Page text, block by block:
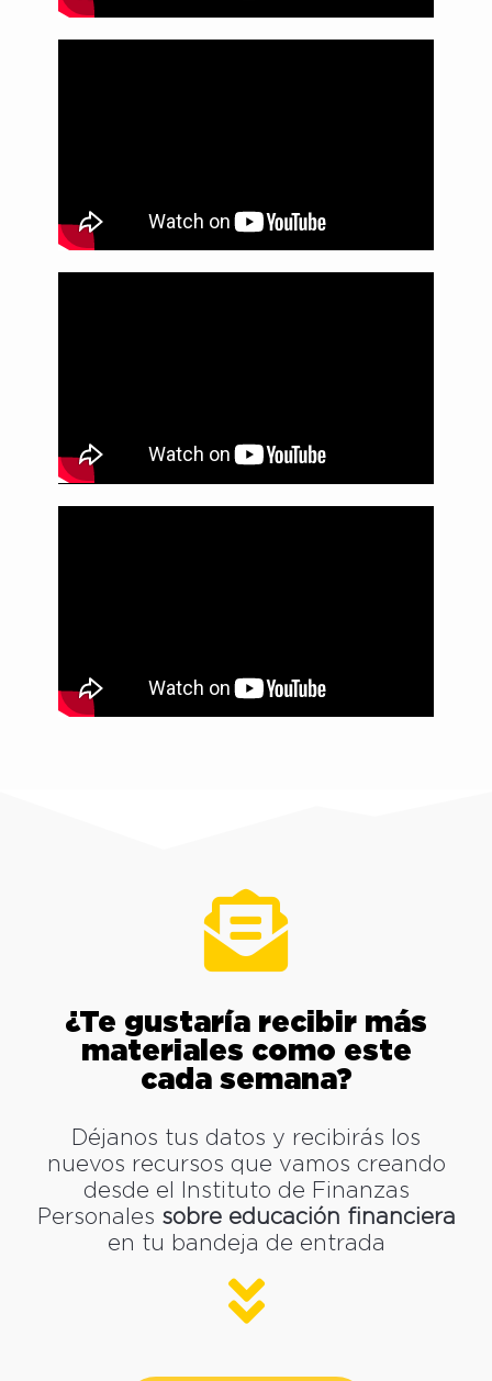
¿Te gustaría recibir más
materiales como este
cada semana?
Déjanos tus datos y recibirás los
nuevos recursos que vamos creando
desde el Instituto de Finanzas
Personales sobre educación financiera
en tu bandeja de entrada